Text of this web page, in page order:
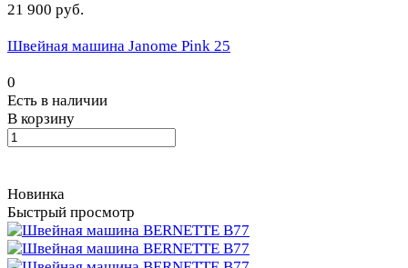
21 900 руб.
Швейная машина Janome Pink 25
0
Есть в наличии
В корзину
Новинка
Быстрый просмотр